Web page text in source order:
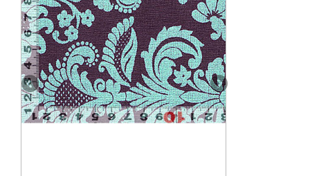
Previous